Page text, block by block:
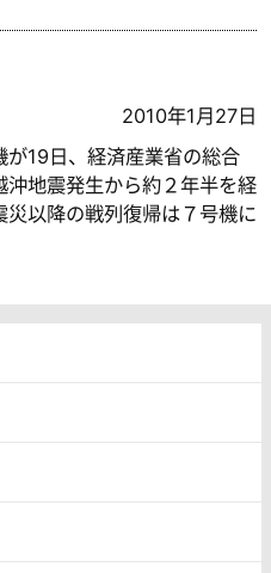
2010年1月27日
19日、経済産業省の総合
地震発生から約２年半を経
以降の戦列復帰は７号機に